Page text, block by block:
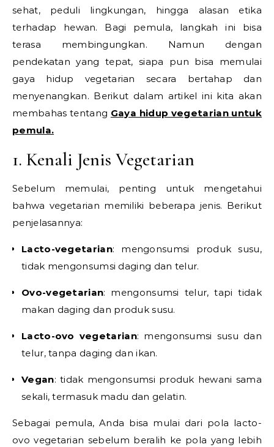
sehat, peduli lingkungan, hingga alasan etika
terhadap hewan. Bagi pemula, langkah ini bisa
terasa membingungkan. Namun dengan
pendekatan yang tepat, siapa pun bisa memulai
gaya hidup vegetarian secara bertahap dan
menyenangkan. Berikut dalam artikel ini kita akan
membahas tentang Gaya hidup vegetarian untuk
pemula.
1. Kenali Jenis Vegetarian
Sebelum memulai, penting untuk mengetahui
bahwa vegetarian memiliki beberapa jenis. Berikut
penjelasannya:
Lacto-vegetarian: mengonsumsi produk susu,
tidak mengonsumsi daging dan telur.
Ovo-vegetarian: mengonsumsi telur, tapi tidak
makan daging dan produk susu.
Lacto-ovo vegetarian: mengonsumsi susu dan
telur, tanpa daging dan ikan.
Vegan: tidak mengonsumsi produk hewani sama
sekali, termasuk madu dan gelatin.
Sebagai pemula, Anda bisa mulai dari pola lacto-
ovo vegetarian sebelum beralih ke pola yang lebih